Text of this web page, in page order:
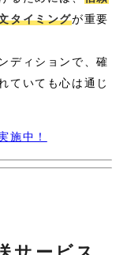
タイミングが重要
ディションで、確
ていても心は通じ
施中！